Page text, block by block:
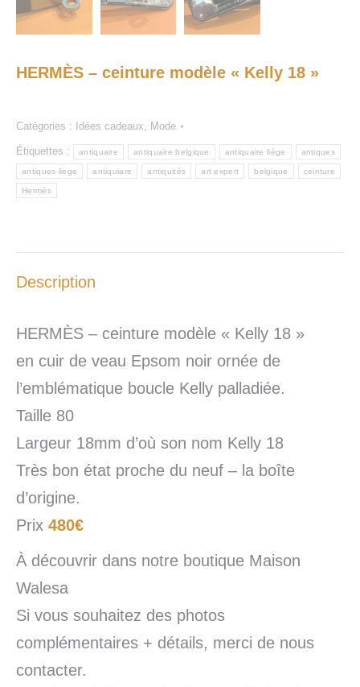
HERMÈS – ceinture modèle « Kelly 18 »
Catégories : Idées cadeaux, Mode
Étiquettes : antiquaire antiquaire belgique antiquaire liège antiques
antiques liege antiquiare antiquités art expert belgique ceinture
Hermès
Description
HERMÈS – ceinture modèle « Kelly 18 »
en cuir de veau Epsom noir ornée de
l’emblématique boucle Kelly palladiée.
Taille 80
Largeur 18mm d’où son nom Kelly 18
Très bon état proche du neuf – la boîte
d’origine.
Prix 480€
À découvrir dans notre boutique Maison
Walesa
Si vous souhaitez des photos
complémentaires + détails, merci de nous
contacter.